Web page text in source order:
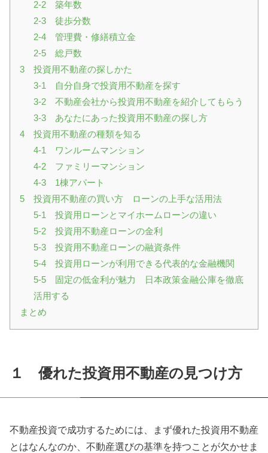
2-2 築年数
2-3 徒歩分数
2-4 管理費・修繕積立金
2-5 総戸数
3 投資用不動産の探しかた
3-1 自分自身で投資用不動産を探す
3-2 不動産会社から投資用不動産を紹介してもらう
3-3 あなたにあった投資用不動産の探し方
4 投資用不動産の種類を知る
4-1 ワンルームマンション
4-2 ファミリーマンション
4-3 1棟アパート
5 投資用不動産の買い方 ローンの上手な活用法
5-1 投資用ローンとマイホームローンの違い
5-2 投資用不動産ローンの金利
5-3 投資用不動産ローンの融資条件
5-4 投資用ローンが利用できる代表的な金融機関
5-5 固定の低金利が魅力 日本政策金融公庫を徹底
活用する
まとめ
１ 優れた投資用不動産の見つけ方
不動産投資で成功するためには、まず優れた投資用不動産
とはなんなのか、不動産選びの基準を持つことが欠かせま